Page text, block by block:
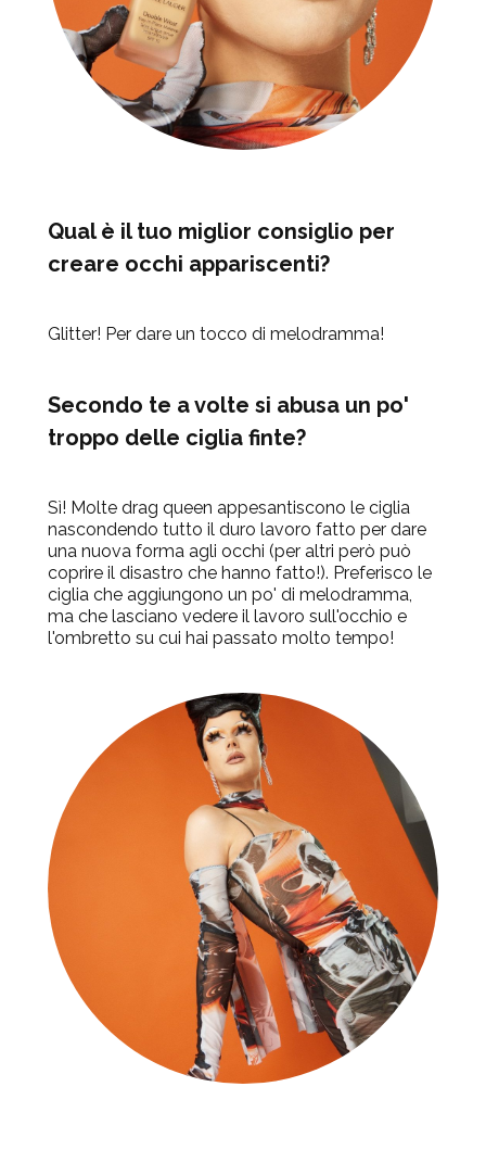
Qual è il tuo miglior consiglio per
creare occhi appariscenti?
Glitter! Per dare un tocco di melodramma!
Secondo te a volte si abusa un po'
troppo delle ciglia finte?
Sì! Molte drag queen appesantiscono le ciglia
nascondendo tutto il duro lavoro fatto per dare
una nuova forma agli occhi (per altri però può
coprire il disastro che hanno fatto!). Preferisco le
ciglia che aggiungono un po' di melodramma,
ma che lasciano vedere il lavoro sull'occhio e
l'ombretto su cui hai passato molto tempo!